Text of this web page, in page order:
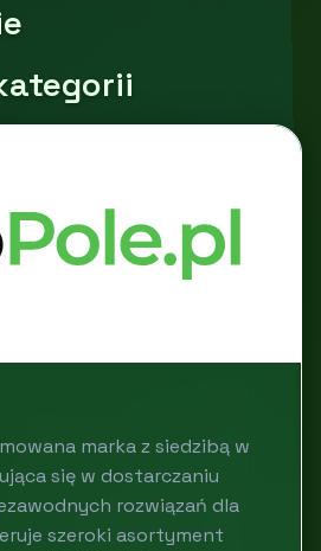
marka z siedzibą w
się w dostarczaniu
rozwiązań dla
szeroki asortyment